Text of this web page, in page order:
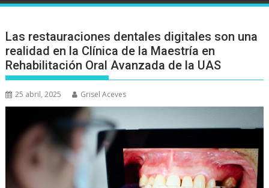
Las restauraciones dentales digitales son una
realidad en la Clínica de la Maestría en
Rehabilitación Oral Avanzada de la UAS
25 abril, 2025 Grisel Aceves